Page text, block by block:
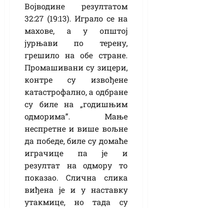
Војводине резултатом
32:27 (19:13). Играло се на
махове, а у општој
јурњави по терену,
грешило на обе стране.
Промашивани су зицери,
контре су извођене
катастрофално, а одбране
су биле на „годишњим
одморима”. Мање
неспретне и више вољне
да победе, биле су домаће
играчице па је и
резултат на одмору то
показао. Слична слика
виђена је и у наставку
утакмице, но тада су